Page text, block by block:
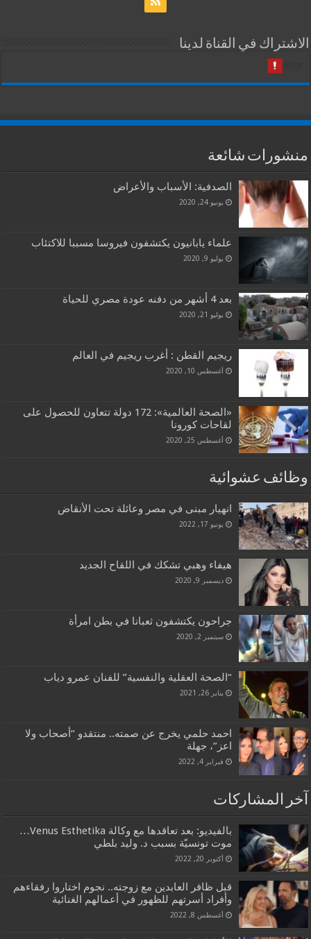
الاشتراك في القناة لدينا
منشورات شائعة
الصدفية: الأسباب والأعراض
يونيو 24, 2020
علماء يابانيون يكتشفون فيروسا مسببا للاكتئاب
يوليو 9, 2020
بعد 4 أشهر من دفنه عودة مصري للحياة
يوليو 21, 2020
ريجيم القطن : أغرب ريجيم في العالم
أغسطس 10, 2020
«الصحة العالمية»: 172 دولة تتعاون للحصول على
لقاحات كورونا
أغسطس 25, 2020
وظائف عشوائية
انهيار مبنى في مصر وعائلة تحت الأنقاض
يونيو 17, 2022
هيفاء وهبي تشكك في اللقاح الجديد
ديسمبر 9, 2020
جراحون يكتشفون ثعبانا في بطن امرأة
سبتمبر 2, 2020
“الصحة العقلية والنفسية” للفنان عمرو دياب
يناير 26, 2021
احمد حلمي يخرج عن صمته.. منتقدو “أصحاب ولا
اعز”، جهلة
فبراير 4, 2022
آخر المشاركات
بالفيديو: بعد تعاقدها مع وكالة Venus Esthetika…
موت تونسيّة بسبب د. وليد بلطي
أكتوبر 20, 2022
قبل ظافر العابدين مع زوجته.. نجوم اختاروا رفقاءهم
وأفراد أسرتهم للظهور في أعمالهم الغنائية
أغسطس 8, 2022